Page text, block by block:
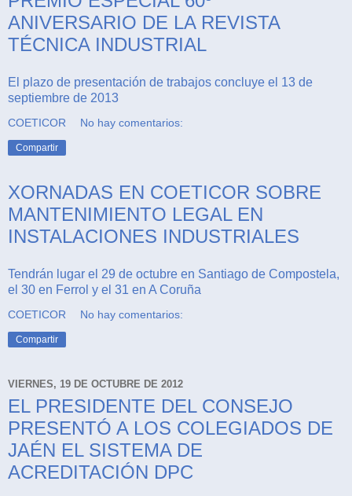
ANIVERSARIO DE LA REVISTA
TÉCNICA INDUSTRIAL
El plazo de presentación de trabajos concluye el 13 de
septiembre de 2013
COETICOR No hay comentarios:
Compartir
XORNADAS EN COETICOR SOBRE
MANTENIMIENTO LEGAL EN
INSTALACIONES INDUSTRIALES
Tendrán lugar el 29 de octubre en Santiago de Compostela,
el 30 en Ferrol y el 31 en A Coruña
COETICOR No hay comentarios:
Compartir
VIERNES, 19 DE OCTUBRE DE 2012
EL PRESIDENTE DEL CONSEJO
PRESENTÓ A LOS COLEGIADOS DE
JAÉN EL SISTEMA DE
ACREDITACIÓN DPC